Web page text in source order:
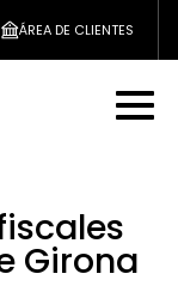
ÁREA DE CLIENTES
Girona